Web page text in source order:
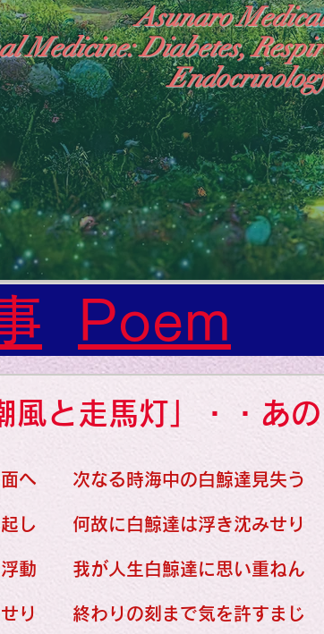
Asunaro
Medicine: Diabetes,
the Universe: The World Where the God of Light Resides"
Poem
Art:
風と走馬灯」・・あ
へ　　次なる時海中の白鯨達見失う
し　　何故に白鯨達は浮き沈みせり
動　　我が人生白鯨達に思い重ねん
り　　終わりの刻まで気を許すまじ